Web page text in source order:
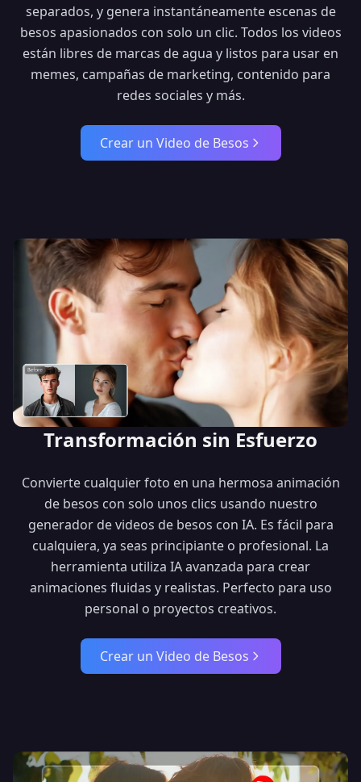
separados, y genera instantáneamente escenas de
besos apasionados con solo un clic. Todos los videos
están libres de marcas de agua y listos para usar en
memes, campañas de marketing, contenido para
redes sociales y más.
Crear un Video de Besos
Transformación sin Esfuerzo
Convierte cualquier foto en una hermosa animación
de besos con solo unos clics usando nuestro
generador de videos de besos con IA. Es fácil para
cualquiera, ya seas principiante o profesional. La
herramienta utiliza IA avanzada para crear
animaciones fluidas y realistas. Perfecto para uso
personal o proyectos creativos.
Crear un Video de Besos